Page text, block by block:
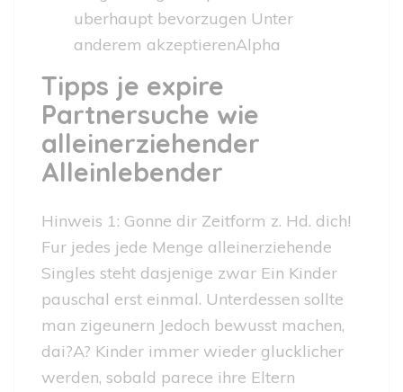
uberhaupt bevorzugen Unter
anderem akzeptierenAlpha
Tipps je expire
Partnersuche wie
alleinerziehender
Alleinlebender
Hinweis 1: Gonne dir Zeitform z. Hd. dich!
Fur jedes jede Menge alleinerziehende
Singles steht dasjenige zwar Ein Kinder
pauschal erst einmal. Unterdessen sollte
man zigeunern Jedoch bewusst machen,
dai?A? Kinder immer wieder glucklicher
werden, sobald parece ihre Eltern